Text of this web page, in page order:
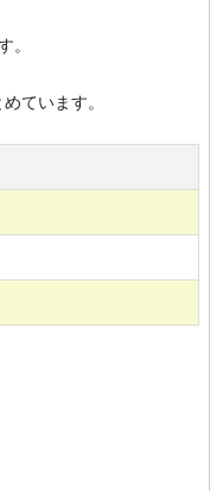
。
ています。